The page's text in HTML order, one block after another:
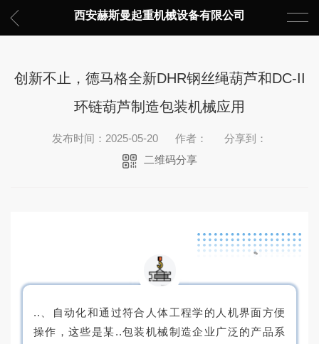
西安赫斯曼起重机械设备有限公司
创新不止，德马格全新DHR钢丝绳葫芦和DC-II
环链葫芦制造包装机械应用
发布时间：2025-05-20 作者：
分享到：
二维码分享
..、自动化和通过符合人体工程学的人机界面方便
操作，这些是某..包装机械制造企业广泛的产品系